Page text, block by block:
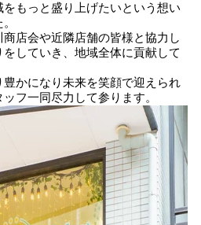
もっと盛り上げたいという想い
店会や近隣店舗の皆様と協力し
していき、地域全体に貢献して
かになり未来を笑顔で迎えられ
フ一同尽力して参ります。